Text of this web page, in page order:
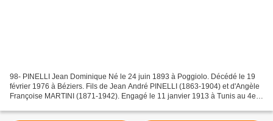
98- PINELLI Jean Dominique Né le 24 juin 1893 à Poggiolo. Décédé le 19
février 1976 à Béziers. Fils de Jean André PINELLI (1863-1904) et d'Angèle
Françoise MARTINI (1871-1942). Engagé le 11 janvier 1913 à Tunis au 4e